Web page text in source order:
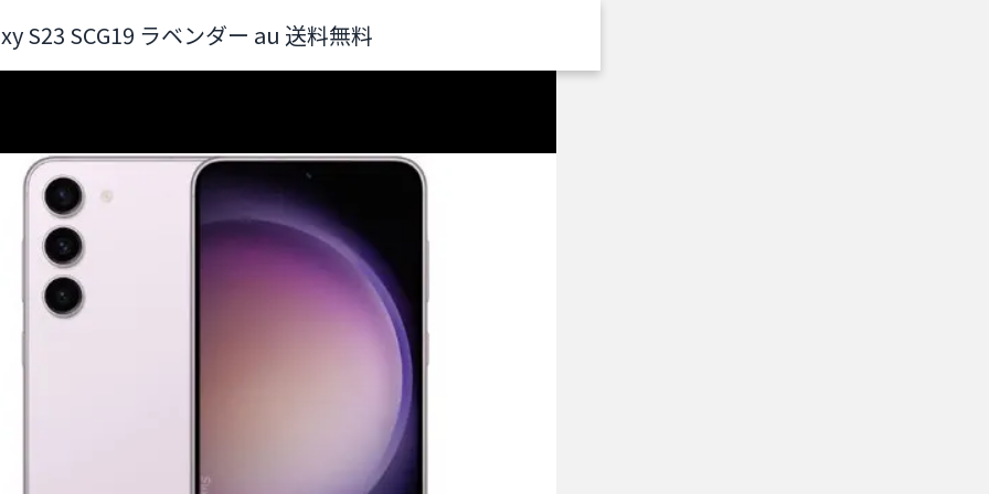
S23 SCG19 ラベンダー au 送料無料